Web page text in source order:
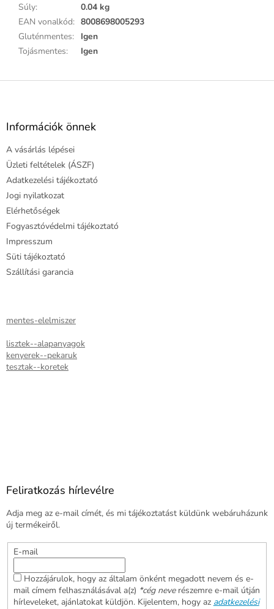
Súly:
0.04 kg
EAN vonalkód: 8008698005293
Gluténmentes:
Igen
Tojásmentes: Igen
L
Információk önnek
A vásárlás lépései
Üzleti feltételek (ÁSZF)
Adatkezelési tájékoztató
Jogi nyilatkozat
Elérhetőségek
Fogyasztóvédelmi tájékoztató
Impresszum
Süti tájékoztató
Szállítási garancia
mentes-elelmiszer
lisztek--alapanyagok
kenyerek--pekaruk
tesztak--koretek
Feliratkozás hírlevélre
Adja meg az e-mail címét, és mi tájékoztatást küldünk webáruházunk
új termékeiről.
E-mail
Hozzájárulok, hogy az általam önként megadott nevem és e-
mail címem felhasználásával a(z) *cég neverészemre e-mail útján
hírleveleket, ajánlatokat küldjön. Kijelentem, hogy az adatkezelési